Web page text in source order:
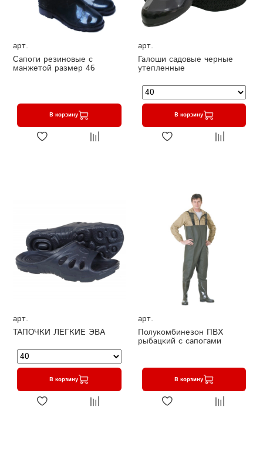
арт.
Сапоги резиновые с
манжетой размер 46
В корзину
арт.
Галоши садовые черные
утепленные
В корзину
арт.
ТАПОЧКИ ЛЕГКИЕ ЭВА
В корзину
арт.
Полукомбинезон ПВХ
рыбацкий с сапогами
В корзину